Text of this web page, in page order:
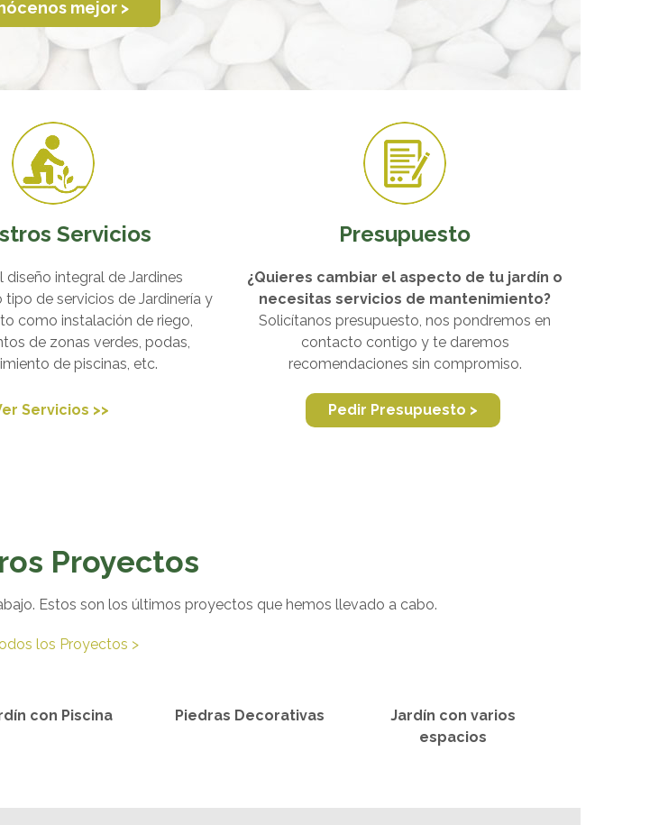
mejor >
Servicios
diseño integral de Jardines
de servicios de Jardinería y
como instalación de riego,
de zonas verdes, podas,
de piscinas, etc.
Servicios >>
Presupuesto
¿Quieres cambiar el aspecto de tu jardín o
necesitas servicios de mantenimiento?
Solicítanos presupuesto, nos pondremos en
contacto contigo y te daremos
recomendaciones sin compromiso.
Pedir Presupuesto >
Proyectos
Estos son los últimos proyectos que hemos llevado a cabo.
los Proyectos >
con Piscina Piedras Decorativas
Jardín con varios
espacios